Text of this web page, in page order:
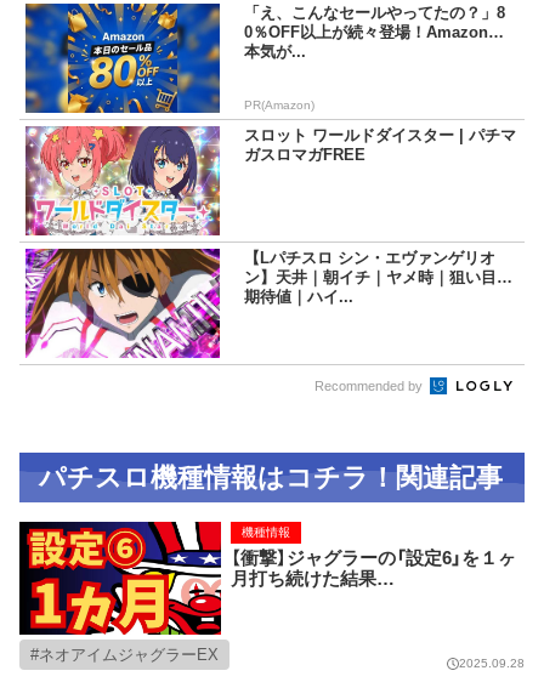
「え、こんなセールやってたの？」8
0％OFF以上が続々登場！Amazonの
本気が...
PR(Amazon)
スロット ワールドダイスター | パチマ
ガスロマガFREE
【Lパチスロ シン・エヴァンゲリオ
ン】天井｜朝イチ｜ヤメ時｜狙い目｜
期待値｜ハイ...
Recommended by
パチスロ機種情報はコチラ！関連記事
【衝撃】ジャグラーの「設定6」を１ヶ
月打ち続けた結果…
機種情報
ネオアイムジャグラーEX 2025.09.28